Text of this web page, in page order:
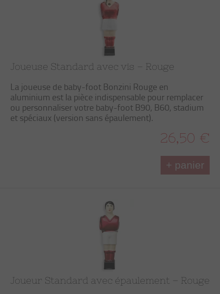
Joueuse Standard avec vis – Rouge
La joueuse de baby-foot Bonzini Rouge en
aluminium est la pièce indispensable pour remplacer
ou personnaliser votre baby-foot B90, B60, stadium
et spéciaux (version sans épaulement).
26,50 €
+ panier
Joueur Standard avec épaulement – Rouge